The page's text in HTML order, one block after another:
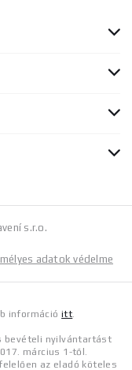
s.r.o.
adatok védelme
információitt.
bevételi nyilvántartást
március 1-től.
az eladó köteles